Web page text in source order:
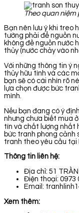
Theo quan niệm
Bạn nên lưu ý khi treo
tường phải để nguồn
không đề nguồn nước
thủy (nước chảy vào
Với những thông tin ý
thủy hữu tình và các
bạn sẽ có cái nhìn rõ
lựa chọn được bức
mình.
Nếu bạn đang có ý
nhưng chưa biết mua ở
tín và chất lượng nhất
bức tranh phong cảnh
tranh theo yêu cầu tại
Thông tin liên hệ:
Địa chỉ: 51 TRẦN
Điện thoại: 0973
Email:
Xem thêm: